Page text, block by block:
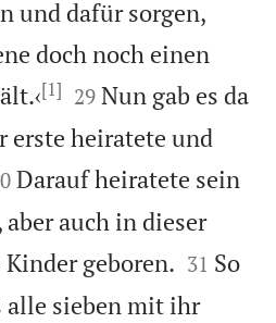
und dafür sorgen,
doch noch einen
[1] 

29 Nun gab es da
erste heiratete und
Darauf heiratete sein
auch in dieser
geboren. 

31 So
alle sieben mit ihr